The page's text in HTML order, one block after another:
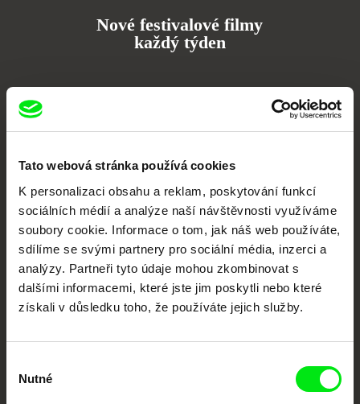
Tato webová stránka používá cookies
K personalizaci obsahu a reklam, poskytování funkcí
sociálních médií a analýze naší návštěvnosti využíváme
soubory cookie. Informace o tom, jak náš web používáte,
sdílíme se svými partnery pro sociální média, inzerci a
analýzy. Partneři tyto údaje mohou zkombinovat s
dalšími informacemi, které jste jim poskytli nebo které
získali v důsledku toho, že používáte jejich služby.
souhlasu
Nutné
Nové festivalové filmy
každý týden
festivalů dokumentárního filmu sdružených do Doc Alliance. Naším cílem je
posouvat hranice dokumentárního filmu, propagovat jeho rozmanitost a
podporovat kvalitní autorské filmy.
CPH:DOX Doclisboa
Millennium Docs
DOK Leipzig